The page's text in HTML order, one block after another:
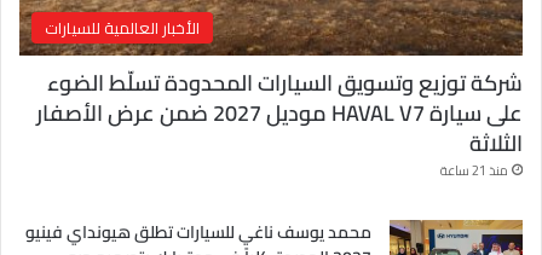
الأخبار العالمية للسيارات
شركة توزيع وتسويق السيارات المحدودة تسلّط الضوء
على سيارة HAVAL V7 موديل 2027 ضمن عرض الأصفار
الثلاثة
منذ 21 ساعة
محمد يوسف ناغي للسيارات تطلق هيونداي فينيو